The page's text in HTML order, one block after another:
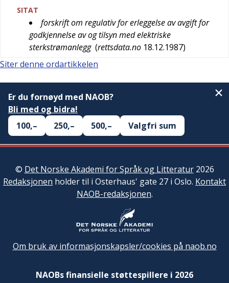
SITAT
forskrift om regulativ for erleggelse av avgift for
godkjennelse av og tilsyn med elektriske
sterkstrømanlegg (rettsdata.no 18.12.1987)
Siter denne ordartikkelen
Er du fornøyd med NAOB?
Bli med og bidra!
100,–
250,– 500,– Valgfri sum
© Det Norske Akademi for Språk og Litteratur2026
Redaksjonen holder til i Osterhaus' gate 27 i Oslo. Kontakt
NAOB-redaksjonen.
Om bruk av informasjonskapsler/cookies på naob.no
NAOBs finansielle støttespillere i 2026